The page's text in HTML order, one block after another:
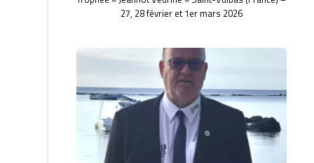
27, 28 février et 1er mars 2026